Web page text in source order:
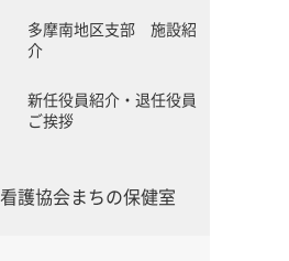
多摩南地区支部 施設紹
介
新任役員紹介・退任役員
ご挨拶
看護協会まちの保健室